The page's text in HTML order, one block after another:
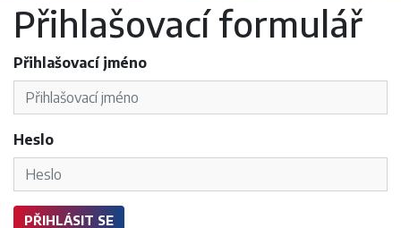
Přihlašovací formulář
Přihlašovací jméno
Heslo
PŘIHLÁSIT SE